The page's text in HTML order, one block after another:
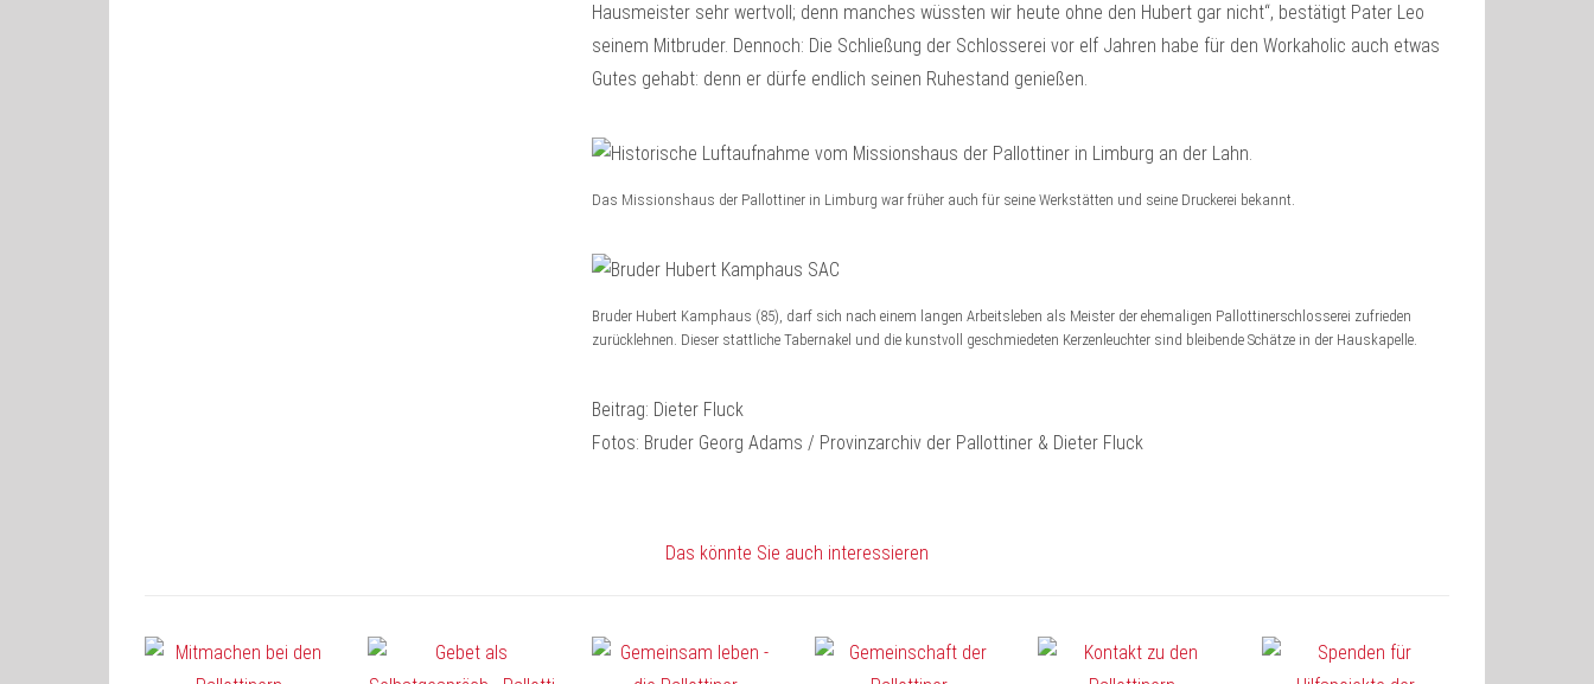
Hausmeister sehr wertvoll; denn manches wüssten wir heute ohne den Hubert gar nicht“, bestätigt Pater Leo
seinem Mitbruder. Dennoch: Die Schließung der Schlosserei vor elf Jahren habe für den Workaholic auch etwas
Gutes gehabt: denn er dürfe endlich seinen Ruhestand genießen.
Das Missionshaus der Pallottiner in Limburg war früher auch für seine Werkstätten und seine Druckerei bekannt.
Bruder Hubert Kamphaus (85), darf sich nach einem langen Arbeitsleben als Meister der ehemaligen Pallottinerschlosserei zufrieden
zurücklehnen. Dieser stattliche Tabernakel und die kunstvoll geschmiedeten Kerzenleuchter sind bleibende Schätze in der Hauskapelle.
Beitrag: Dieter Fluck
Fotos: Bruder Georg Adams / Provinzarchiv der Pallottiner & Dieter Fluck
Das könnte Sie auch interessieren